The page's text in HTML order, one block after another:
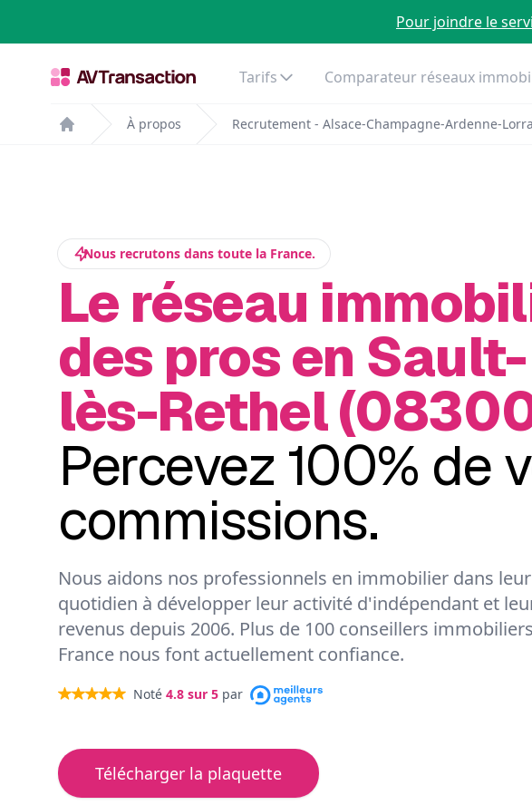
Pour joindre le
Tarifs Comparateur réseaux
Home
À propos Recrutement - Alsace-Champagne-Ardenne-
Nous recrutons dans toute la France.
Le réseau
des pros en Sault-
lès-Rethel
Percevez 100% de
commissions.
Nous aidons nos professionnels en immobilier dans leur
quotidien à développer leur activité d'indépendant et
revenus depuis 2006. Plus de 100 conseillers
France nous font actuellement confiance.
Noté 4.8 sur 5 par
Télécharger la plaquette